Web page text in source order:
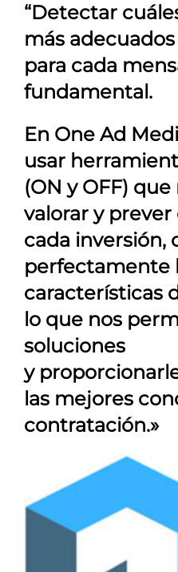
“Detectar
más adecuados
para cada
fundamental.
En One Ad
usar
(ON y OFF)
valorar y
cada inversión,
perfectamente
características
lo que nos
soluciones
y
las mejores
contratación.»